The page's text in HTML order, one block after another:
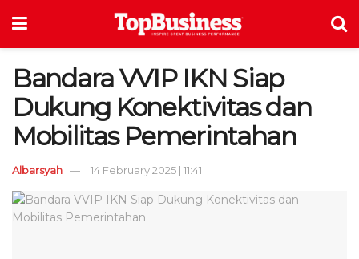
Bandara VVIP IKN Siap
Dukung Konektivitas dan
Mobilitas Pemerintahan
Albarsyah 14 February 2025 | 11:41